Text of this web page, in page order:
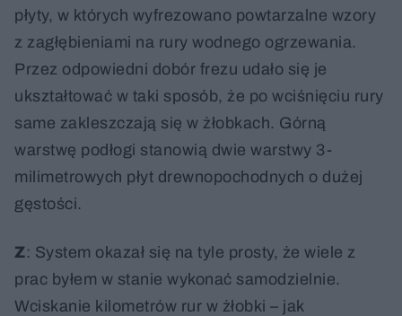
płyty, w których wyfrezowano powtarzalne wzory
z zagłębieniami na rury wodnego ogrzewania.
Przez odpowiedni dobór frezu udało się je
ukształtować w taki sposób, że po wciśnięciu rury
same zakleszczają się w żłobkach. Górną
warstwę podłogi stanowią dwie warstwy 3-
milimetrowych płyt drewnopochodnych o dużej
gęstości.
Z: System okazał się na tyle prosty, że wiele z
prac byłem w stanie wykonać samodzielnie.
Wciskanie kilometrów rur w żłobki – jak